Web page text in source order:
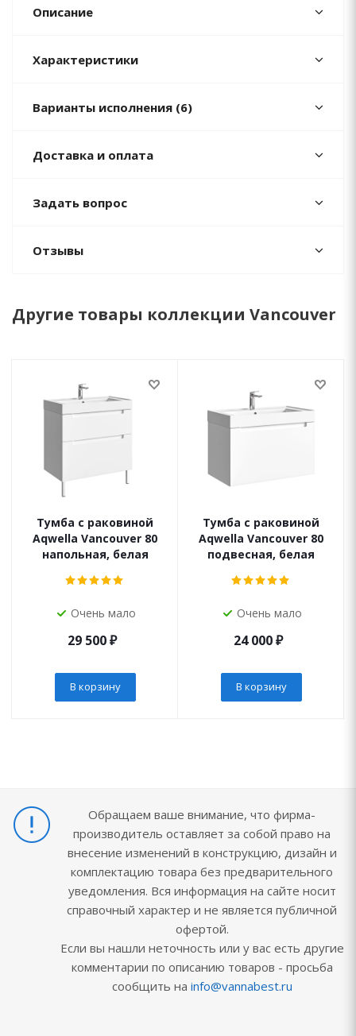
Описание
Характеристики
Варианты исполнения (6)
Доставка и оплата
Задать вопрос
Отзывы
Другие товары коллекции Vancouver
Тумба с раковиной
Aqwella Vancouver 80
напольная, белая
Очень мало
29 500₽
В корзину
Тумба с раковиной
Aqwella Vancouver 80
подвесная, белая
Очень мало
24 000₽
В корзину
Обращаем ваше внимание, что фирма-
производитель оставляет за собой право на
внесение изменений в конструкцию, дизайн и
комплектацию товара без предварительного
уведомления. Вся информация на сайте носит
справочный характер и не является публичной
офертой.
Если вы нашли неточность или у вас есть другие
комментарии по описанию товаров - просьба
сообщить на info@vannabest.ru